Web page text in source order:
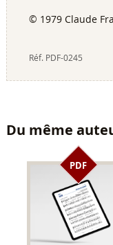
© 1979 Claude
Réf. PDF-0245
Du même
PDF